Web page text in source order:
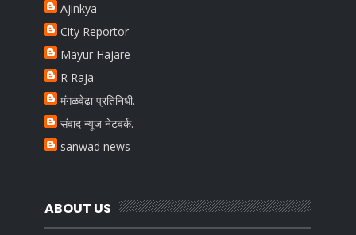
Ajinkya
City Reportor
Mayur Hajare
R Raja
मंगळवेढा प्रतिनिधी.
संवाद न्यूज नेटवर्क.
sanwad news
ABOUT US